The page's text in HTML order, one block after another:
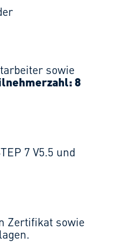
sowie
8
7 V5.5 und
Zertifikat sowie